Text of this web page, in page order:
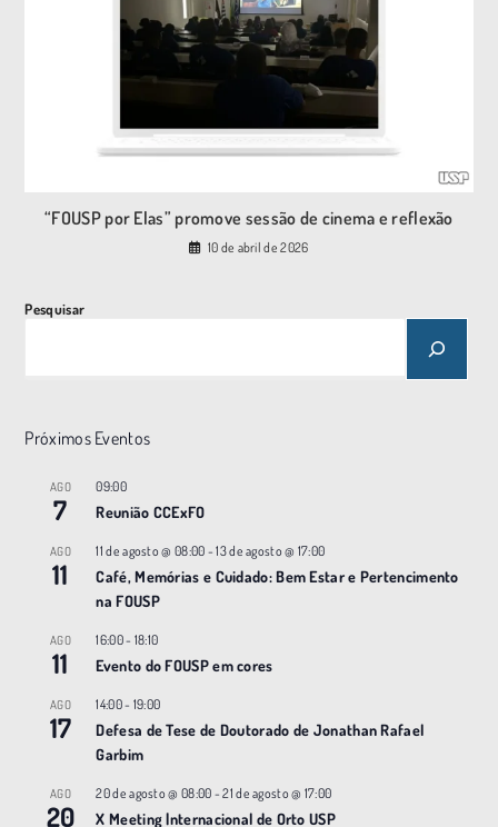
“FOUSP por Elas” promove sessão de cinema e reflexão
10 de abril de 2026
Pesquisar
Próximos Eventos
AGO
7
09:00
Reunião CCExFO
AGO
11
11 de agosto @ 08:00 -13 de agosto @ 17:00
Café, Memórias e Cuidado: Bem Estar e Pertencimento
na FOUSP
AGO
11
16:00- 18:10
Evento do FOUSP em cores
AGO
17
14:00- 19:00
Defesa de Tese de Doutorado de Jonathan Rafael
Garbim
AGO
20
20 de agosto @ 08:00 -21 de agosto @ 17:00
X Meeting |nternacional de Orto USP